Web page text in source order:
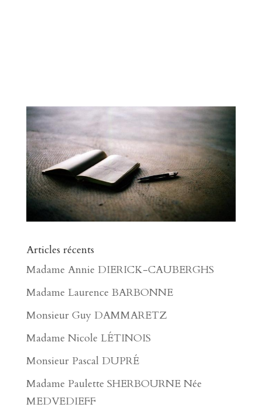
Articles récents
Madame Annie DIERICK-CAUBERGHS
Madame Laurence BARBONNE
Monsieur Guy DAMMARETZ
Madame Nicole LÉTINOIS
Monsieur Pascal DUPRÉ
Madame Paulette SHERBOURNE Née
MEDVEDIEFF